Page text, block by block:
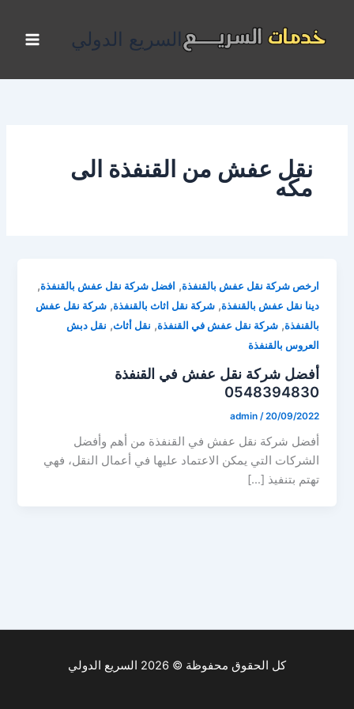
المحتوى
السريع الدولي
نقل عفش من القنفذة الى
مكه
ارخص شركة نقل عفش بالقنفذة, افضل شركة نقل عفش بالقنفذة,
دينا نقل عفش بالقنفذة,شركة نقل اثاث بالقنفذة,شركة نقل عفش
بالقنفذة,شركة نقل عفش في القنفذة, نقل أثاث, نقل دبش
العروس بالقنفذة
أفضل شركة نقل عفش في القنفذة
0548394830
admin /20/09/2022
أفضل شركة نقل عفش في القنفذة من أهم وأفضل
الشركات التي يمكن الاعتماد عليها في أعمال النقل، فهي
تهتم بتنفيذ […]
كل الحقوق محفوظة © 2026 السريع الدولي